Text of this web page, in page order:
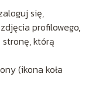
się,
profilowego,
którą
(ikona koła